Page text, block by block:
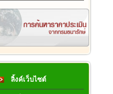
ลิ้งค์เว็บไซต์